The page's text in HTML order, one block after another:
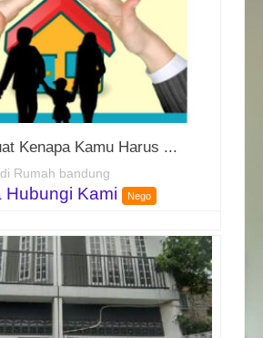
Kenapa Kamu Harus ...
di Rumah bandung
Hubungi Kami Nego